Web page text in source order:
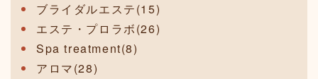
ブライダルエステ(15)
エステ・プロラボ(26)
Spa treatment(8)
アロマ(28)